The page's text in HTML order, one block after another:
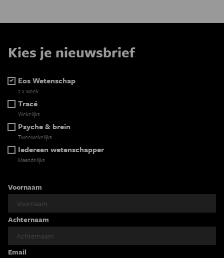
Kies je nieuwsbrief
Eos Wetenschap
2 x week
Tracé
Wekelijks
Psyche & brein
Tweewekelijks
Iedereen wetenschapper
Maandelijks
Voornaam
Achternaam
Email